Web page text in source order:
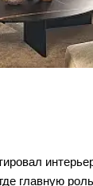
главную